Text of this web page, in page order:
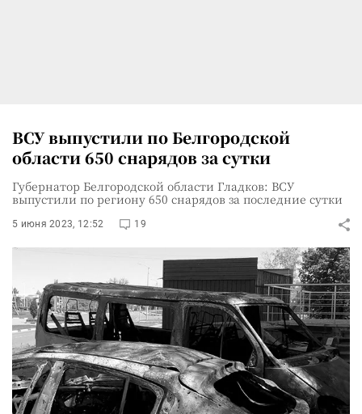
ВСУ выпустили по Белгородской
области 650 снарядов за сутки
Губернатор Белгородской области Гладков: ВСУ
выпустили по региону 650 снарядов за последние сутки
5 июня 2023, 12:52 19